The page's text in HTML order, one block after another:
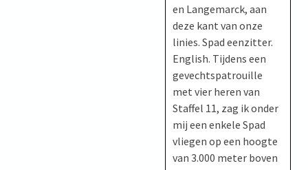
en Langemarck, aan
deze kant van onze
linies. Spad eenzitter.
English. Tijdens een
gevechtspatrouille
met vier heren van
Staffel 11, zag ik onder
mij een enkele Spad
vliegen op een hoogte
van 3.000 meter boven